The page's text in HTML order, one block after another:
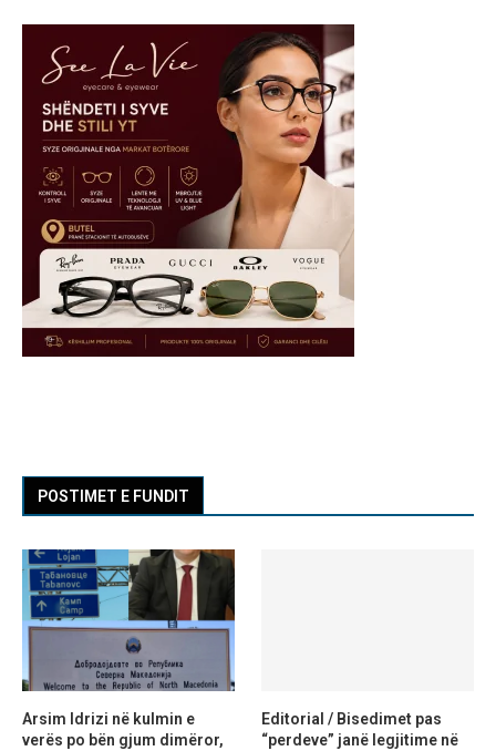
POSTIMET E FUNDIT
Arsim Idrizi në kulmin e
verës po bën gjum dimëror,
Editorial / Bisedimet pas
“perdeve” janë legjitime në